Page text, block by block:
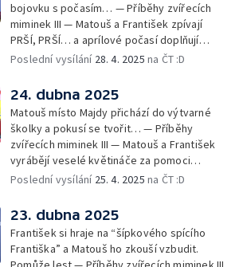
bojovku s počasím… — Příběhy zvířecích
miminek III — Matouš a František zpívají
PRŠÍ, PRŠÍ… a aprílové počasí doplňují
deštěm… — Cvoček astronautem —
Poslední vysílání 28. 4. 2025 na ČT :D
24. dubna 2025
Matouš místo Majdy přichází do výtvarné
školky a pokusí se tvořit… — Příběhy
zvířecích miminek III — Matouš a František
vyrábějí veselé květináče za pomoci
skořápek z velikonočních vajíček… —
obrázky + rozloučení
Poslední vysílání 25. 4. 2025 na ČT :D
23. dubna 2025
František si hraje na “šípkového spícího
Františka” a Matouš ho zkouší vzbudit.